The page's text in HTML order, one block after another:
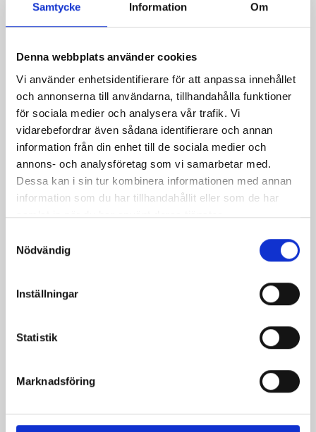
Samtycke Information Om
Denna webbplats använder cookies
Vi använder enhetsidentifierare för att anpassa innehållet
och annonserna till användarna, tillhandahålla funktioner
för sociala medier och analysera vår trafik. Vi
vidarebefordrar även sådana identifierare och annan
information från din enhet till de sociala medier och
annons- och analysföretag som vi samarbetar med.
Dessa kan i sin tur kombinera informationen med annan
information som du har tillhandahållit eller som de har
samlat in när du har använt deras tjänster.
Nödvändig
Inställningar
Statistik
Marknadsföring
Pris
749,00 kr
Pris
599,00 kr